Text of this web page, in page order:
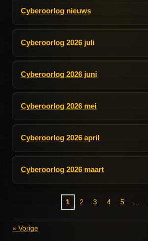
Cyberoorlog nieuws
Cyberoorlog 2026 juli
Cyberoorlog 2026 juni
Cyberoorlog 2026 mei
Cyberoorlog 2026 april
Cyberoorlog 2026 maart
1 2 3 4 5
« Vorige